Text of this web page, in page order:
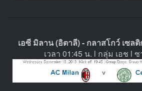
เอซี มิลาน (อิตาลี) - กลาสโกว์ เซล
เวลา 01:45 น. l กลุ่ม เอช l